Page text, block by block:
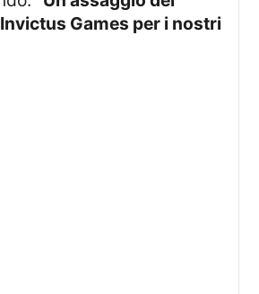
Games per i nostri